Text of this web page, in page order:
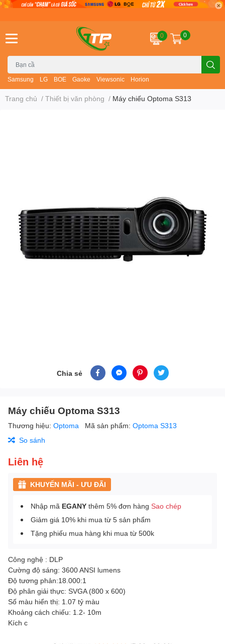
Samsung LG BOE Gaoke Viewsonic Horion
0 0
Trang chủ / Thiết bị văn phòng / Máy chiếu Optoma S313
Chia sẻ
Máy chiếu Optoma S313
Thương hiệu: Optoma Mã sản phẩm: Optoma S313
So sánh
Liên hệ
KHUYẾN MÃI - ƯU ĐÃI
Nhập mã EGANY thêm 5% đơn hàng Sao chép
Giảm giá 10% khi mua từ 5 sản phẩm
Tặng phiếu mua hàng khi mua từ 500k
Công nghệ : DLP
Cường độ sáng: 3600 ANSI lumens
Độ tương phản:18.000:1
Độ phân giải thực: SVGA (800 x 600)
Số màu hiển thị: 1.07 tỷ màu
Khoảng cách chiếu: 1.2- 10m
Kích c